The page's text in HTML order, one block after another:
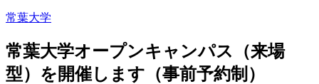
常葉大学
常葉大学オープンキャンパス（来場
型）を開催します（事前予約制）